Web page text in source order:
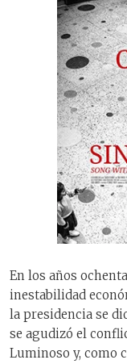
En los años
inestabilidad
la presidencia se
se agudizó el
Luminoso y, como